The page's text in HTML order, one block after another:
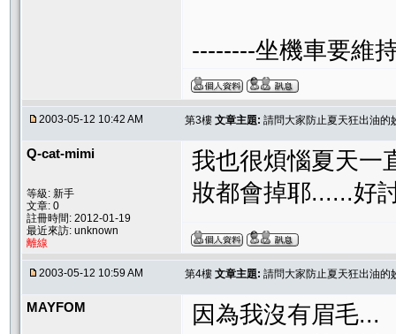
--------坐機車要維
2003-05-12 10:42 AM 第3樓 文章主題: 請問大家防止夏天狂出油的
Q-cat-mimi
等級: 新手
文章: 0
註冊時間: 2012-01-19
最近來訪: unknown
離線
我也很煩惱夏天一
妝都會掉耶......好
2003-05-12 10:59 AM 第4樓 文章主題: 請問大家防止夏天狂出油的
MAYFOM
因為我沒有眉毛...